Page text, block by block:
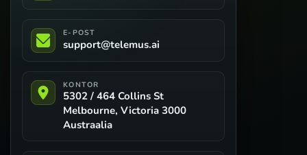
E-POST
support@telemus.ai
KONTOR
5302 / 464 Collins St
Melbourne, Victoria 3000
Austraalia